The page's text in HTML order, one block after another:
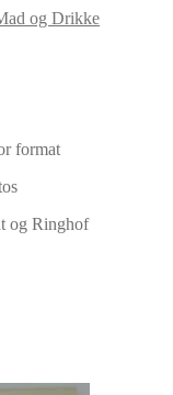
og Drikke
format
og Ringhof